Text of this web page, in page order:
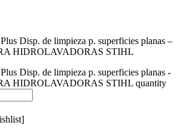
Disp. de limpieza p. superficies planas –
HIDROLAVADORAS STIHL
Disp. de limpieza p. superficies planas -
HIDROLAVADORAS STIHL quantity